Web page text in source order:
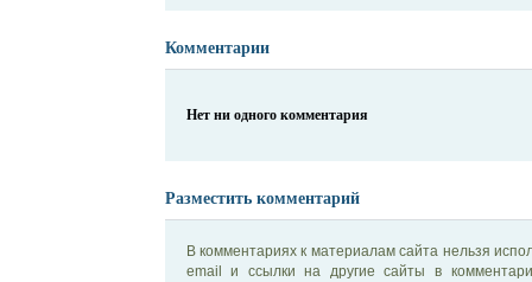
Комментарии
Нет ни одного комментария
Разместить комментарий
В комментариях к материалам сайта нельзя
email и ссылки на другие сайты в